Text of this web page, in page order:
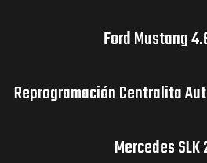
Ford Mustang
Reprogramación Centralita
Mercedes SLK